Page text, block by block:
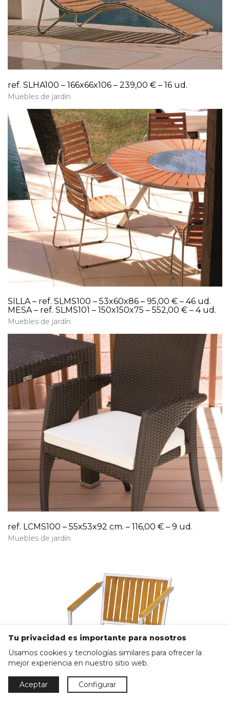
ref. SLHA100 – 166x66x106 – 239,00 € – 16 ud.
Muebles de jardín
SILLA – ref. SLMS100 – 53x60x86 – 95,00 € – 46 ud.
MESA – ref. SLMS101 – 150x150x75 – 552,00 € – 4 ud.
Muebles de jardín
ref. LCMS100 – 55x53x92 cm. – 116,00 € – 9 ud.
Muebles de jardín
Tu privacidad es importante para nosotros
Usamos cookies y tecnologías similares para ofrecer la
mejor experiencia en nuestro sitio web.
Aceptar Configurar